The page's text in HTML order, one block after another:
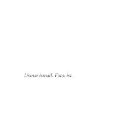
Usmar ismail. Foto: ist.